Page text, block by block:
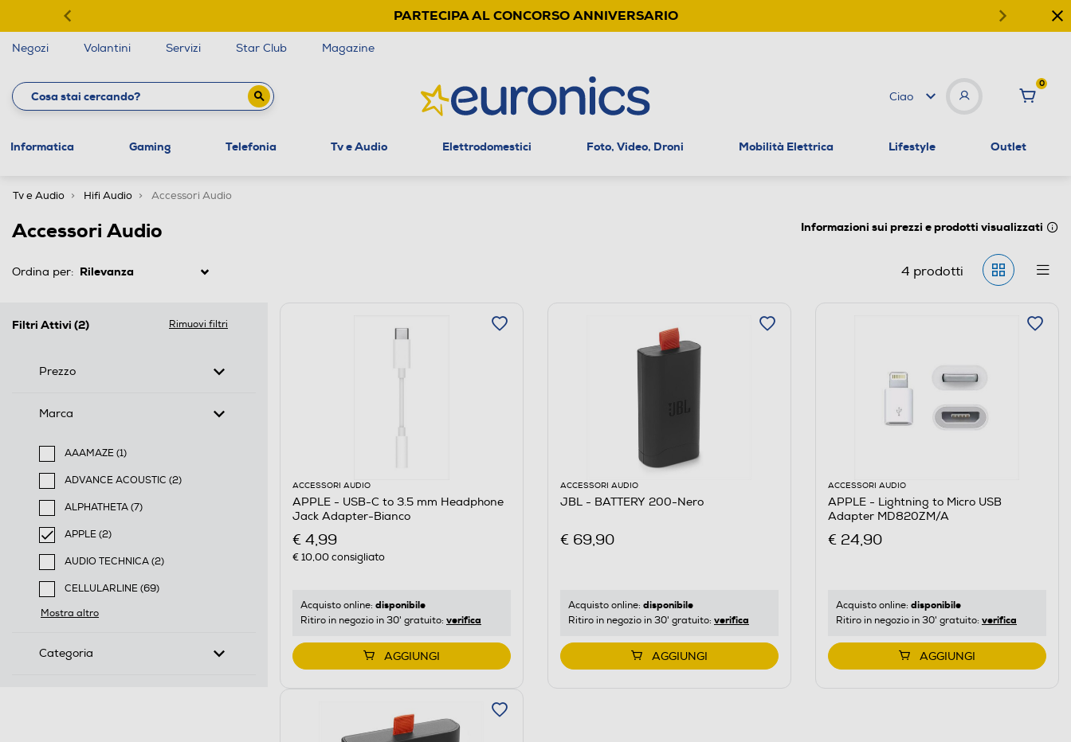
PARTECIPA AL CONCORSO ANNIVERSARIO
Negozi Volantini Servizi Star Club Magazine
Ciao
0
Informatica Gaming Telefonia Tv e Audio Elettrodomestici Foto, Video, Droni Mobilità Elettrica Lifestyle Outlet
Tv e Audio Hifi Audio Accessori Audio
Accessori Audio Informazioni sui prezzi e prodotti visualizzati
Ordina per: 4 prodotti
Filtri Attivi (2) Rimuovi filtri
Prezzo
Marca
AAAMAZE (1)
Filtra per Marca: AAAMAZE
ADVANCE ACOUSTIC (2)
Filtra per Marca: ADVANCE ACOUSTIC
ALPHATHETA (7)
Filtra per Marca: ALPHATHETA
APPLE (2)
selected Filtro applicato per Marca: APPLE
AUDIO TECHNICA (2)
Filtra per Marca: AUDIO TECHNICA
CELLULARLINE (69)
Filtra per Marca: CELLULARLINE
Mostra altro
Categoria
ACCESSORI AUDIO
APPLE - USB-C to 3.5 mm Headphone
Jack Adapter-Bianco
€ 4,99
€ 10,00consigliato
Acquisto online: disponibile
Ritiro in negozio in 30' gratuito: verifica
AGGIUNGI
ACCESSORI AUDIO
JBL - BATTERY 200-Nero
€ 69,90
Acquisto online: disponibile
Ritiro in negozio in 30' gratuito: verifica
AGGIUNGI
ACCESSORI AUDIO
APPLE - Lightning to Micro USB
Adapter MD820ZM/A
€ 24,90
Acquisto online: disponibile
Ritiro in negozio in 30' gratuito: verifica
AGGIUNGI